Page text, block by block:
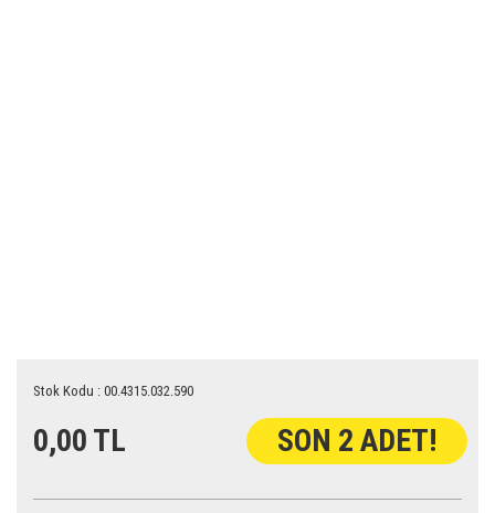
Stok Kodu : 00.4315.032.590
0,00 TL SON 2 ADET!